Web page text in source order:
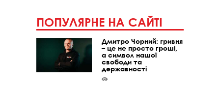
ПОПУЛЯРНЕ НА САЙТІ
Дмитро Чорний: гривня
– це не просто гроші,
а символ нашої
свободи та
державності